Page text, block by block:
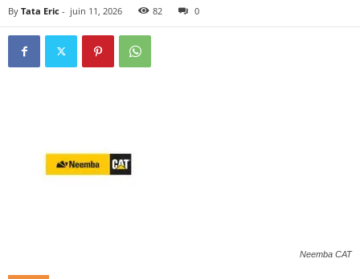
By Tata Eric - juin 11, 2026 82 0
Neemba CAT